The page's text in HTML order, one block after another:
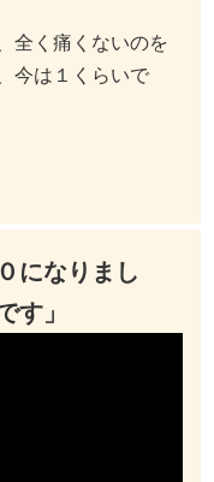
全く痛くないのを
今は１くらいで
になりまし
す」